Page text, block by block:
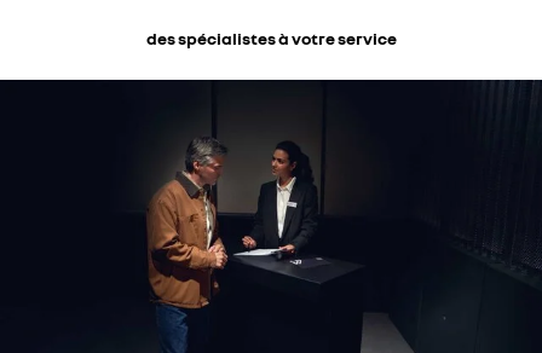
des spécialistes à votre service